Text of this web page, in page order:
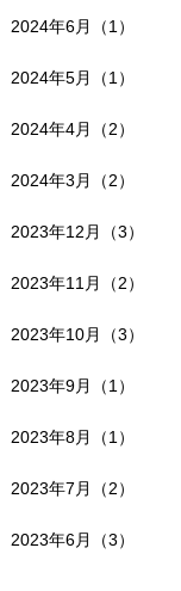
2024年6月（1）
2024年5月（1）
2024年4月（2）
2024年3月（2）
2023年12月（3）
2023年11月（2）
2023年10月（3）
2023年9月（1）
2023年8月（1）
2023年7月（2）
2023年6月（3）